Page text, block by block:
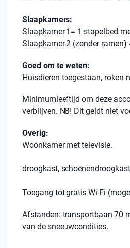
Slaapkamers:
Slaapkamer 1= 1 stapelbed
Slaapkamer-2 (zonder
Goed om te weten:
Huisdieren toegestaan, roken
Minimumleeftijd om deze
verblijven. NB! Dit geldt niet
Overig:
Woonkamer met televisie.
droogkast,
Toegang tot gratis Wi-Fi
Afstanden: transportbaan 70
van de sneeuwcondities.